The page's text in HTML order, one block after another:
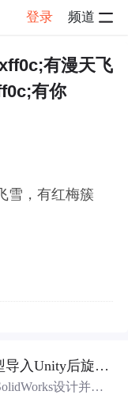
登录 频道
情
有漫天飞
有你
雪，有红梅簇
模型相关：3DMax导出FBX模型导入Unity后旋转中心不在模型中心的相关问题
设计并经3